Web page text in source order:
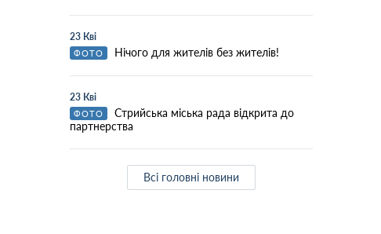
23 Кві
ФОТО Нічого для жителів без жителів!
23 Кві
ФОТО
Стрийська міська рада відкрита до
партнерства
Всі головні новини